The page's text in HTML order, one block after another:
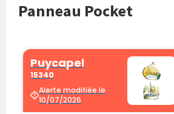
Panneau Pocket